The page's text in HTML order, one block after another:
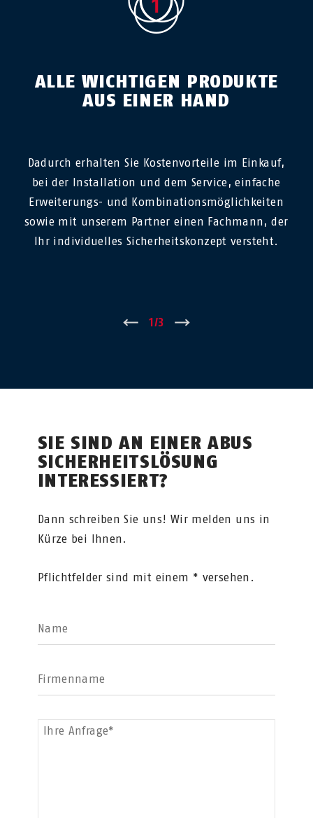
ALLE WICHTIGEN PRODUKTE
AUS EINER HAND
Dadurch erhalten Sie Kostenvorteile im Einkauf,
bei der Installation und dem Service, einfache
Erweiterungs- und Kombinationsmöglichkeiten
sowie mit unserem Partner einen Fachmann, der
Ihr individuelles Sicherheitskonzept versteht.
1/3
SIE SIND AN EINER ABUS
SICHERHEITSLÖSUNG
INTERESSIERT?
Dann schreiben Sie uns! Wir melden uns in
Kürze bei Ihnen.
Pflichtfelder sind mit einem * versehen.
Name
Firmenname
Ihre Anfrage*